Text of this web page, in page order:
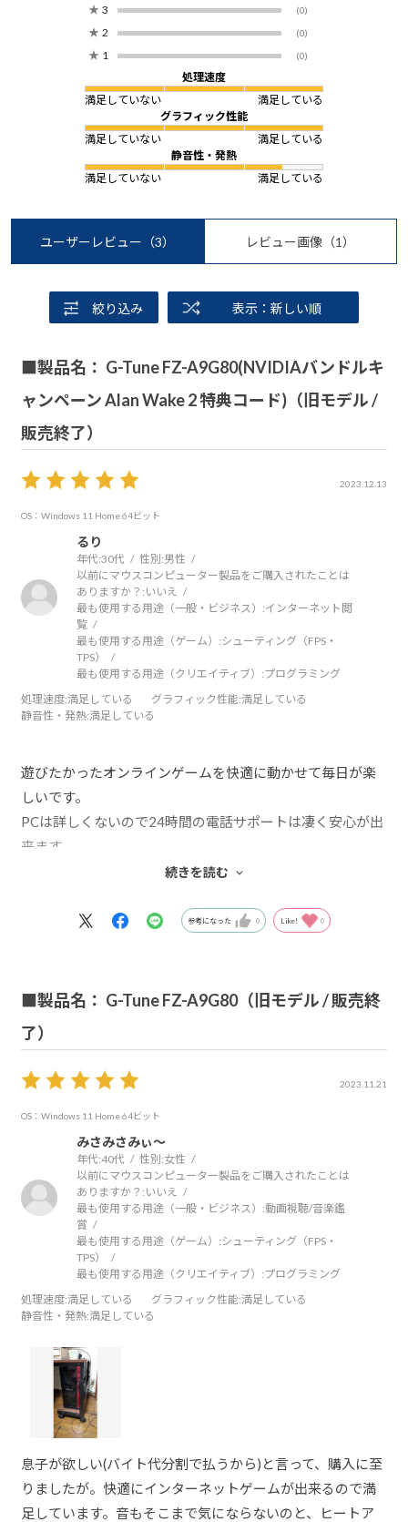
★ 3 (0)
★ 2 (0)
★ 1 (0)
処理速度
満足していない
満足している
グラフィック性能
満足していない
満足している
静音性・発熱
満足していない
満足している
ユーザーレビュー （3） レビュー画像 （1）
絞り込み 表示：新しい順
■製品名： G-Tune FZ-A9G80(NVIDIAバンドルキ
ャンペーン Alan Wake 2 特典コード)（旧モデル /
販売終了）
2023.12.13
OS：Windows 11 Home 64ビット
るり
年代:30代 性別:男性
以前にマウスコンピューター製品をご購入されたことは
ありますか？: いいえ
最も使用する用途（一般・ビジネス）:インターネット閲
覧
最も使用する用途（ゲーム）:シューティング（FPS・
TPS）
最も使用する用途（クリエイティブ）:プログラミング
処理速度:満足している グラフィック性能:満足している
静音性・発熱:満足している
遊びたかったオンラインゲームを快適に動かせて毎日が楽
しいです。
PCは詳しくないので24時間の電話サポートは凄く安心が出
来ます。
電話サポート以外にも様々サポートがありPC初心者には一
続きを読む
参考になった 0 Like! 0
■製品名： G-Tune FZ-A9G80（旧モデル / 販売終
了）
2023.11.21
OS：Windows 11 Home 64ビット
みさみさみぃ～
年代:40代 性別:女性
以前にマウスコンピューター製品をご購入されたことは
ありますか？: いいえ
最も使用する用途（一般・ビジネス）:動画視聴/音楽鑑
賞
最も使用する用途（ゲーム）:シューティング（FPS・
TPS）
最も使用する用途（クリエイティブ）:プログラミング
処理速度:満足している グラフィック性能:満足している
静音性・発熱:満足している
息子が欲しい(バイト代分割で払うから)と言って、購入に至
りましたが。快適にインターネットゲームが出来るので満
足しています。音もそこまで気にならないのと、ヒートア